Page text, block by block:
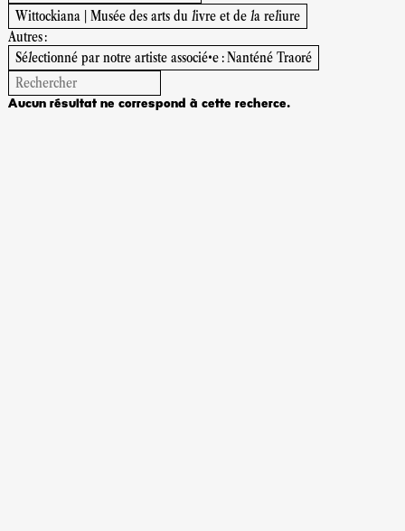
Wittockiana | Musée des arts du livre et de la reliure
Autres :
Sélectionné par notre artiste associé•e : Nanténé Traoré
Aucun résultat ne correspond à cette recherce.